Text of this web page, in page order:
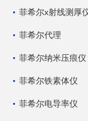
菲希尔x射线测厚
菲希尔代理
菲希尔纳米压痕仪
菲希尔铁素体仪
菲希尔电导率仪